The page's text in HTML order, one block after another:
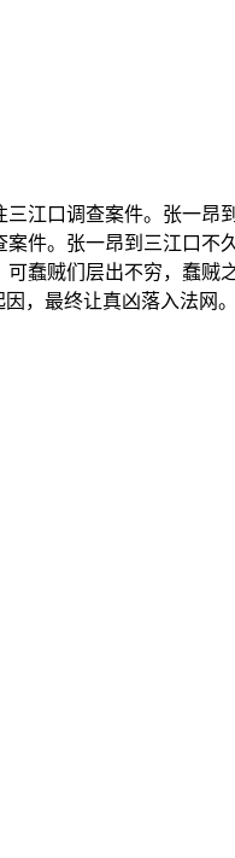
江口调查案件。张一
件。张一昂到三江口
蠢贼们层出不穷，蠢
，最终让真凶落入法网